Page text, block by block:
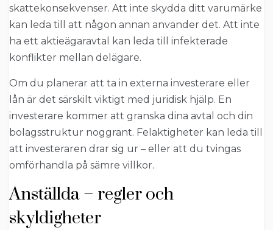
skattekonsekvenser. Att inte skydda ditt varumärke
kan leda till att någon annan använder det. Att inte
ha ett aktieägaravtal kan leda till infekterade
konflikter mellan delägare.
Om du planerar att ta in externa investerare eller
lån är det särskilt viktigt med juridisk hjälp. En
investerare kommer att granska dina avtal och din
bolagsstruktur noggrant. Felaktigheter kan leda till
att investeraren drar sig ur – eller att du tvingas
omförhandla på sämre villkor.
Anställda – regler och
skyldigheter